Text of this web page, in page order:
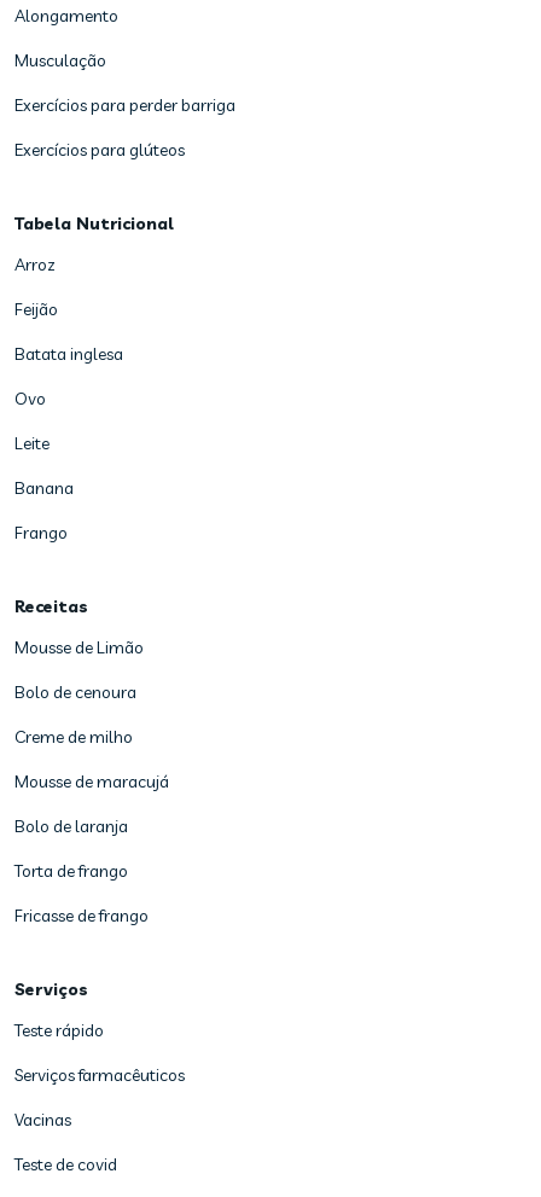
Alongamento
Musculação
Exercícios para perder barriga
Exercícios para glúteos
Tabela Nutricional
Arroz
Feijão
Batata inglesa
Ovo
Leite
Banana
Frango
Receitas
Mousse de Limão
Bolo de cenoura
Creme de milho
Mousse de maracujá
Bolo de laranja
Torta de frango
Fricasse de frango
Serviços
Teste rápido
Serviços farmacêuticos
Vacinas
Teste de covid